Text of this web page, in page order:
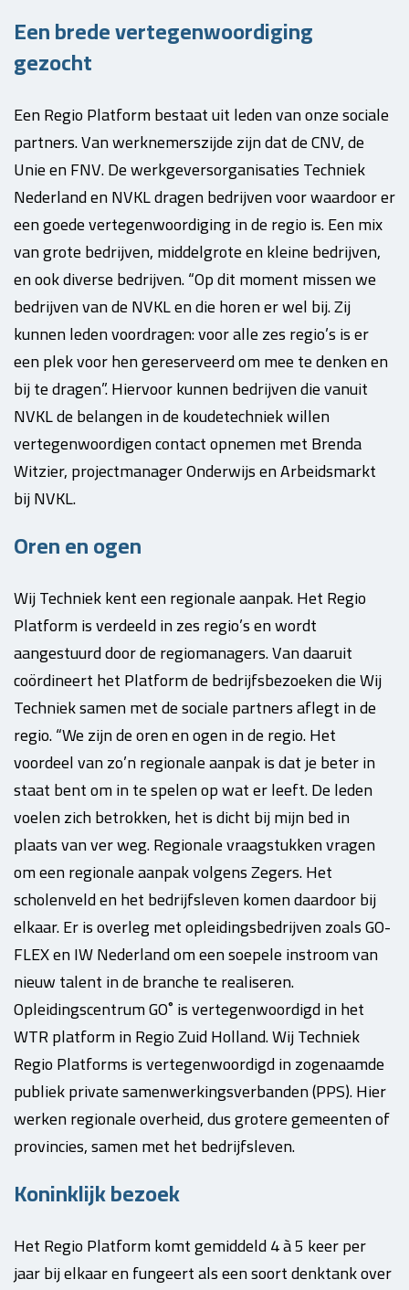
Een brede vertegenwoordiging
gezocht
Een Regio Platform bestaat uit leden van onze sociale
partners. Van werknemerszijde zijn dat de CNV, de
Unie en FNV. De werkgeversorganisaties Techniek
Nederland en NVKL dragen bedrijven voor waardoor er
een goede vertegenwoordiging in de regio is. Een mix
van grote bedrijven, middelgrote en kleine bedrijven,
en ook diverse bedrijven. “Op dit moment missen we
bedrijven van de NVKL en die horen er wel bij. Zij
kunnen leden voordragen: voor alle zes regio’s is er
een plek voor hen gereserveerd om mee te denken en
bij te dragen”. Hiervoor kunnen bedrijven die vanuit
NVKL de belangen in de koudetechniek willen
vertegenwoordigen contact opnemen met Brenda
Witzier, projectmanager Onderwijs en Arbeidsmarkt
bij NVKL.
Oren en ogen
Wij Techniek kent een regionale aanpak. Het Regio
Platform is verdeeld in zes regio’s en wordt
aangestuurd door de regiomanagers. Van daaruit
coördineert het Platform de bedrijfsbezoeken die Wij
Techniek samen met de sociale partners aflegt in de
regio. “We zijn de oren en ogen in de regio. Het
voordeel van zo’n regionale aanpak is dat je beter in
staat bent om in te spelen op wat er leeft. De leden
voelen zich betrokken, het is dicht bij mijn bed in
plaats van ver weg. Regionale vraagstukken vragen
om een regionale aanpak volgens Zegers. Het
scholenveld en het bedrijfsleven komen daardoor bij
elkaar. Er is overleg met opleidingsbedrijven zoals GO-
FLEX en IW Nederland om een soepele instroom van
nieuw talent in de branche te realiseren.
Opleidingscentrum GO˚ is vertegenwoordigd in het
WTR platform in Regio Zuid Holland. Wij Techniek
Regio Platforms is vertegenwoordigd in zogenaamde
publiek private samenwerkingsverbanden (PPS). Hier
werken regionale overheid, dus grotere gemeenten of
provincies, samen met het bedrijfsleven.
Koninklijk bezoek
Het Regio Platform komt gemiddeld 4 à 5 keer per
jaar bij elkaar en fungeert als een soort denktank over